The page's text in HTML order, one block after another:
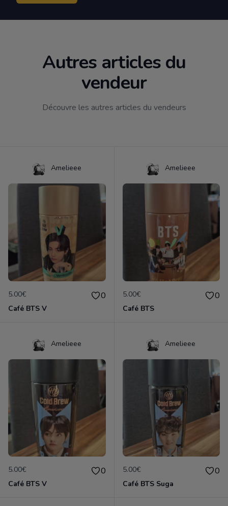
Autres articles du
vendeur
Découvre les autres articles du vendeurs
Amelieee
5.00€ 0
Café BTS V
Amelieee
5.00€ 0
Café BTS
Amelieee
5.00€ 0
Café BTS V
Amelieee
5.00€ 0
Café BTS Suga